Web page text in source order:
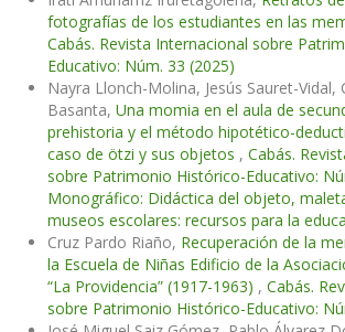
fotografías de los estudiantes en las
Cabás. Revista Internacional sobre
Educativo: Núm. 33 (2025)
Nayra Llonch-Molina, Jesús Sauret-Vidal,
Basanta, Una momia en el aula de
prehistoria y el método hipotético-
caso de ötzi y sus objetos , Cabás.
sobre Patrimonio Histórico-Educativo:
Monográfico: Didáctica del objeto,
museos escolares: recursos para la
Cruz Pardo Riaño, Recuperación de la
la Escuela de Niñas Edificio de la
“La Providencia” (1917-1963) , Cabás.
sobre Patrimonio Histórico-Educativo: